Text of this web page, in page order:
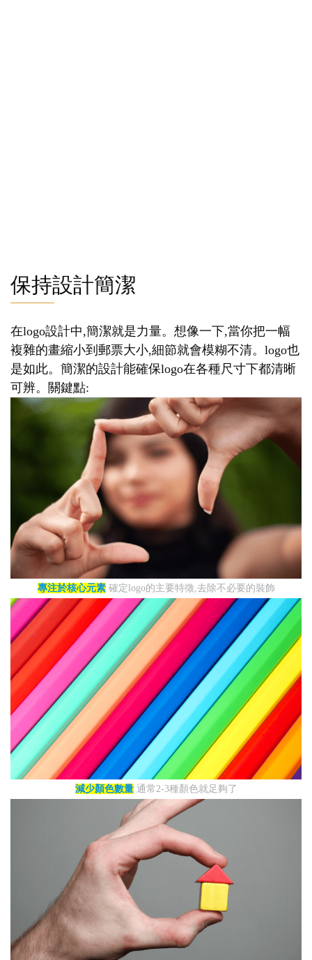
保持設計簡潔
在logo設計中,簡潔就是力量。想像一下,當你把一幅
複雜的畫縮小到郵票大小,細節就會模糊不清。logo也
是如此。簡潔的設計能確保logo在各種尺寸下都清晰
可辨。關鍵點:
專注於核心元素確定logo的主要特徵,去除不必要的裝飾
減少顏色數量通常2-3種顏色就足夠了